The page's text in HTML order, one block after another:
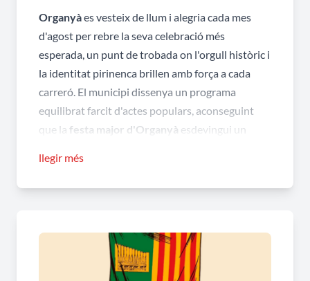
Organyàes vesteix de llum i alegria cada mes
d'agost per rebre la seva celebració més
esperada, un punt de trobada on l'orgull històric i
la identitat pirinenca brillen amb força a cada
carreró. El municipi dissenya un programa
equilibrat farcit d'actes populars, aconseguint
que la festa major d'Organyà esdevingui un
diferents edicions del certamen.
d'aquestes jornades?
El record de lesHomilies d'Organyà
llegir més